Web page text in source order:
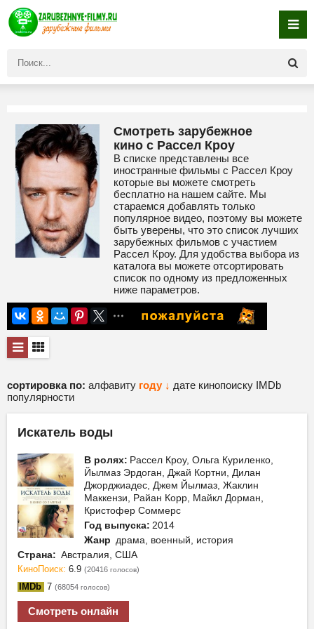
Смотреть зарубежное
кино с Рассел Кроу
В списке представлены все
иностранные фильмы с Рассел Кроу
которые вы можете смотреть
бесплатно на нашем сайте. Мы
стараемся добавлять только
популярное видео, поэтому вы можете
быть уверены, что это список лучших
зарубежных фильмов с участием
Рассел Кроу. Для удобства выбора из
каталога вы можете отсортировать
список по одному из предложенных
ниже параметров.
сортировка по: алфавиту году ↓ дате кинопоиску IMDb
популярности
Искатель воды
В ролях: Рассел Кроу, Ольга Куриленко,
Йылмаз Эрдоган, Джай Кортни, Дилан
Джорджиадес, Джем Йылмаз, Жаклин
Маккензи, Райан Корр, Майкл Дорман,
Кристофер Соммерс
Год выпуска: 2014
Жанр драма, военный, история
Страна: Австралия, США
КиноПоиск: 6.9 (20416 голосов)
IMDb 7 (68054 голосов)
Смотреть онлайн